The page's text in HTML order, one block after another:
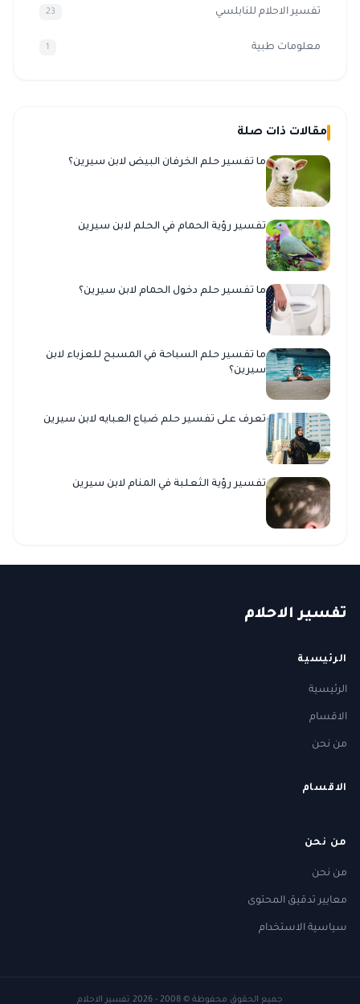
تفسير الاحلام للنابلسي 23
معلومات طبية 1
مقالات ذات صلة
ما تفسير حلم الخرفان البيض لابن سيرين؟
تفسير رؤية الحمام في الحلم لابن سيرين
ما تفسير حلم دخول الحمام لابن سيرين؟
ما تفسير حلم السباحة في المسبح للعزباء لابن
سيرين؟
تعرف على تفسير حلم ضياع العبايه لابن سيرين
تفسير رؤية الثعلبة في المنام لابن سيرين
تفسير الاحلام
الرئيسية
الرئيسية
الاقسام
من نحن
الاقسام
من نحن
من نحن
معايير تدقيق المحتوى
سياسية الاستخدام
جميع الحقوق محفوظة © 2008 - 2026 تفسير الاحلام